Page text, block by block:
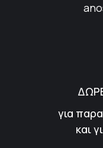
για
και